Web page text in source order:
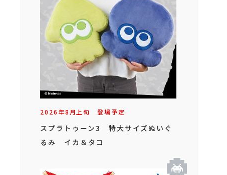
2026年8月上旬 登場予定
スプラトゥーン3 特大サイズぬいぐ
るみ イカ＆タコ